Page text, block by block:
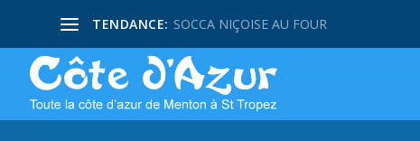
TENDANCE: PISSALADIERE NIÇOISE